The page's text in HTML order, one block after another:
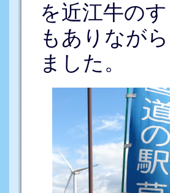
を近江牛の
もありなが
ました。